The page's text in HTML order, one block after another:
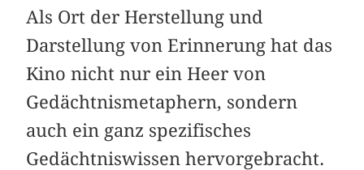
Als Ort der Herstellung und
Darstellung von Erinnerung hat das
Kino nicht nur ein Heer von
Gedächtnismetaphern, sondern
auch ein ganz spezifisches
Gedächtniswissen hervorgebracht.